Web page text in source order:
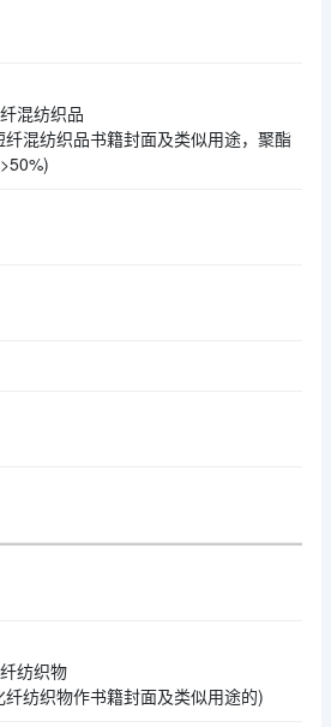
混纺织品
混纺织品书籍封面及类似用途，聚酯
纺织物
纺织物作书籍封面及类似用途的)